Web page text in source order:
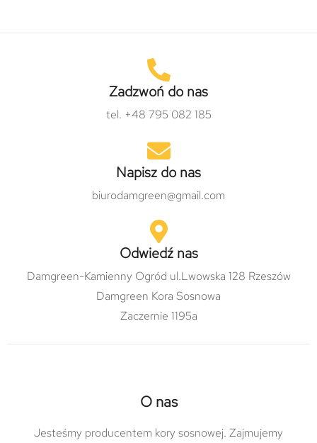
Zadzwoń do nas
tel. +48 795 082 185
Napisz do nas
biurodamgreen@gmail.com
Odwiedź nas
Damgreen-Kamienny Ogród ul.Lwowska 128 Rzeszów
Damgreen Kora Sosnowa
Zaczernie 1195a
O nas
Jesteśmy producentem kory sosnowej. Zajmujemy